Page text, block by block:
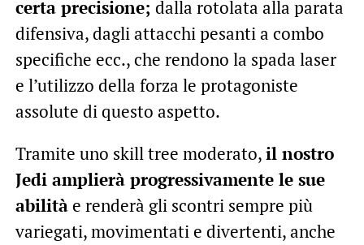
certa precisione; dalla rotolata alla parata
difensiva, dagli attacchi pesanti a combo
specifiche ecc., che rendono la spada laser
e l’utilizzo della forza le protagoniste
assolute di questo aspetto.
Tramite uno skill tree moderato,il nostro
Jedi amplierà progressivamente le sue
abilitàe renderà gli scontri sempre più
variegati, movimentati e divertenti, anche